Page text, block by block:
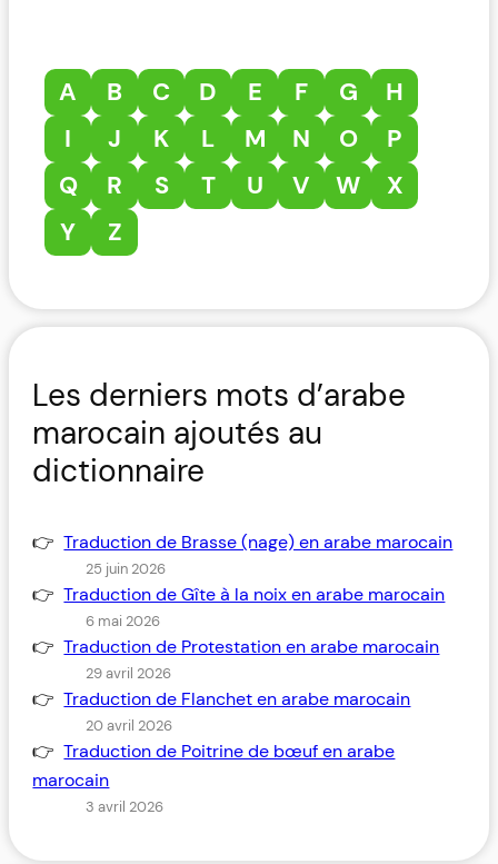
A B C D E F G
H
I
J K L M N O
P
Q
R S T U V W
X
Y
Z
Les derniers mots d’arabe
marocain ajoutés au
dictionnaire
Traduction de Brasse (nage) en arabe marocain
25 juin 2026
Traduction de Gîte à la noix en arabe marocain
6 mai 2026
Traduction de Protestation en arabe marocain
29 avril 2026
Traduction de Flanchet en arabe marocain
20 avril 2026
Traduction de Poitrine de bœuf en arabe
marocain
3 avril 2026